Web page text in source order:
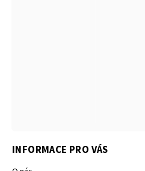
INFORMACE PRO VÁS